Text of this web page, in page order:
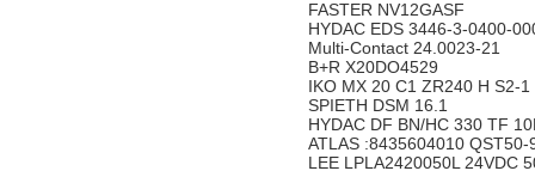
FASTER NV12GASF
HYDAC EDS 3446-3-0400-
Multi-Contact 24.0023-21
B+R X20DO4529
IKO MX 20 C1 ZR240 H S2-1
SPIETH DSM 16.1
HYDAC DF BN/HC 330 TF
ATLAS :8435604010
LEE LPLA2420050L 24VDC